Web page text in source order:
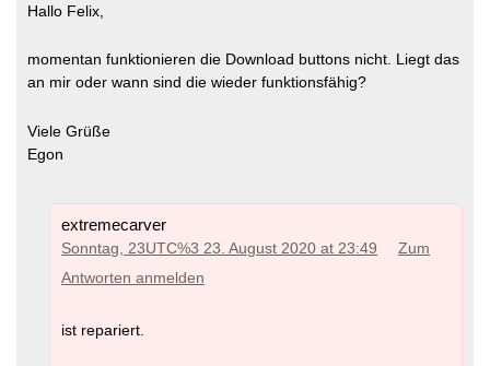
Hallo Felix,
momentan funktionieren die Download buttons nicht. Liegt das
an mir oder wann sind die wieder funktionsfähig?
Viele Grüße
Egon
extremecarver
Sonntag, 23UTC%3 23. August 2020 at 23:49
Zum
Antworten anmelden
ist repariert.